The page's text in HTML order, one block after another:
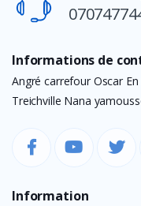
Informations de
Angré carrefour Oscar
Treichville Nana
Information